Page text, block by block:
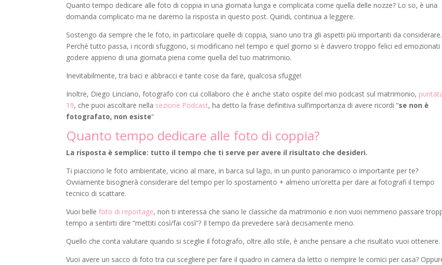
Quanto tempo dedicare alle foto di coppia in una giornata lunga e complicata come quella delle nozze? Lo so, è una
domanda complicato ma ne daremo la risposta in questo post. Quindi, continua a leggere.
Sostengo da sempre che le foto, in particolare quelle di coppia, siano uno tra gli aspetti più importanti da considerare.
Perché tutto passa, i ricordi sfuggono, si modificano nel tempo e quel giorno si è davvero troppo felici ed emozionati
godere appieno di una giornata piena come quella del tuo matrimonio.
Inevitabilmente, tra baci e abbracci e tante cose da fare, qualcosa sfugge!
Inoltre, Diego Linciano, fotografo con cui collaboro che è anche stato ospite del mio podcast sul matrimonio,
19, che puoi ascoltare nella sezione Podcast, ha detto la frase definitiva sull’importanza di avere ricordi “se non è
fotografato, non esiste“
Quanto tempo dedicare alle foto di coppia?
La risposta è semplice: tutto il tempo che ti serve per avere il risultato che desideri.
Ti piacciono le foto ambientate, vicino al mare, in barca sul lago, in un punto panoramico o importante per te?
Ovviamente bisognerà considerare del tempo per lo spostamento + almeno un’oretta per dare ai fotografi il tempo
tecnico di scattare.
Vuoi bellefoto di reportage, non ti interessa che siano le classiche da matrimonio e non vuoi nemmeno passare
tempo a sentirti dire “mettiti così/fai così”? Il tempo da prevedere sarà decisamente meno.
Quello che conta valutare quando si sceglie il fotografo, oltre allo stile, è anche pensare a che risultato vuoi ottenere.
Vuoi avere un sacco di foto tra cui scegliere per fare il quadro in camera da letto o riempire le cornici per casa?